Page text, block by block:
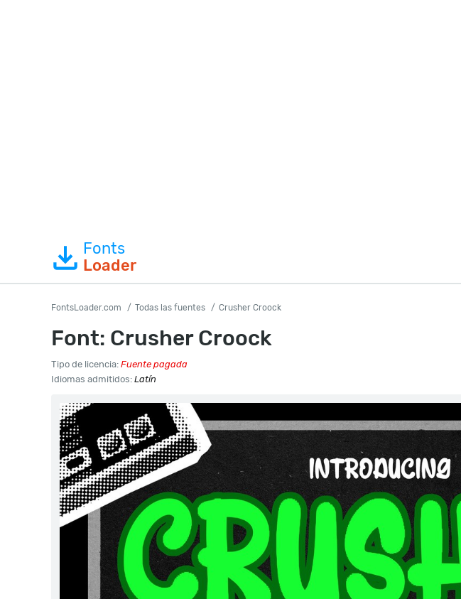
Fonts
Loader
FontsLoader.com Todas las fuentes Crusher Croock
Font: Crusher Croock
Tipo de licencia: Fuente pagada
Idiomas admitidos: Latín